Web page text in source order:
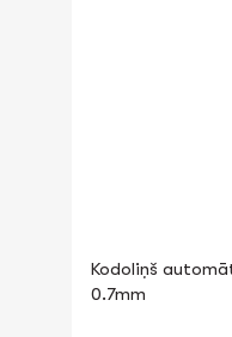
Kodoliņš
0.7mm